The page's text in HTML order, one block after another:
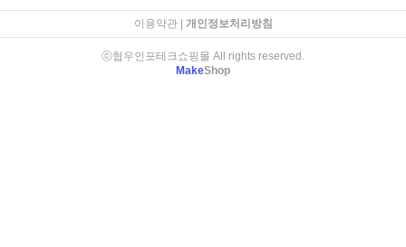
이용약관| 개인정보처리방침
ⓒ협우인포테크쇼핑몰 All rights reserved.
MakeShop